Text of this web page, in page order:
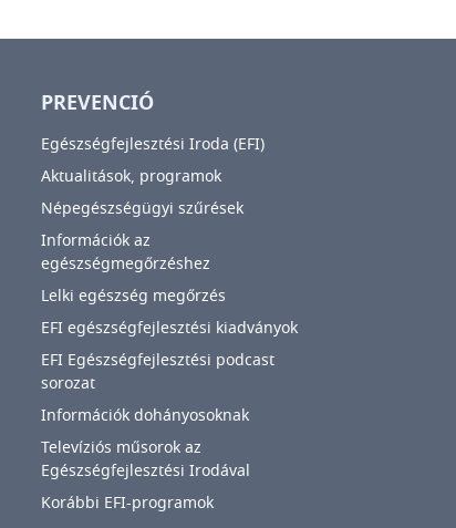
PREVENCIÓ
Egészségfejlesztési Iroda (EFI)
Aktualitások, programok
Népegészségügyi szűrések
Információk az
egészségmegőrzéshez
Lelki egészség megőrzés
EFI egészségfejlesztési kiadványok
EFI Egészségfejlesztési podcast
sorozat
Információk dohányosoknak
Televíziós műsorok az
Egészségfejlesztési Irodával
Korábbi EFI-programok